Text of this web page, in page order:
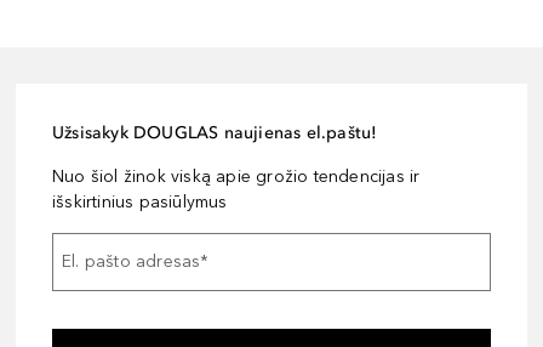
Užsisakyk DOUGLAS naujienas el.paštu!
Nuo šiol žinok viską apie grožio tendencijas ir
išskirtinius pasiūlymus
El. pašto adresas*